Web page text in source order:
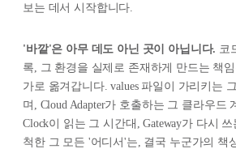
보는 데서 시작합니다.
'바깥'은 아무 데도 아닌 곳이 아닙니다. 코
록, 그 환경을 실제로 존재하게 만드는 책
가로 옮겨갑니다. values 파일이 가리키는
며, Cloud Adapter가 호출하는 그 클라우드
Clock이 읽는 그 시간대, Gateway가 다시
척한 그 모든 '어디서'는, 결국 누군가의 책